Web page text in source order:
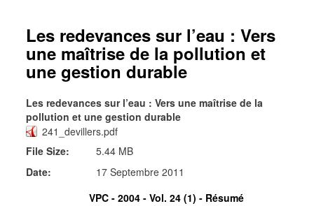
Les redevances sur l’eau : Vers
une maîtrise de la pollution et
une gestion durable
Les redevances sur l’eau : Vers une maîtrise de la
pollution et une gestion durable
241_devillers.pdf
File Size:
5.44 MB
Date:
17 Septembre 2011
VPC - 2004 - Vol. 24 (1) - Résumé